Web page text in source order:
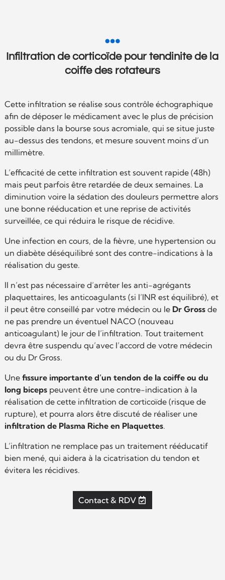

Infiltration de corticoïde pour tendinite de la
coiffe des rotateurs
Cette infiltration se réalise sous contrôle échographique
afin de déposer le médicament avec le plus de précision
possible dans la bourse sous acromiale, qui se situe juste
au-dessus des tendons, et mesure souvent moins d’un
millimètre.
L’efficacité de cette infiltration est souvent rapide (48h)
mais peut parfois être retardée de deux semaines. La
diminution voire la sédation des douleurs permettre alors
une bonne rééducation et une reprise de activités
surveillée, ce qui réduira le risque de récidive.
Une infection en cours, de la fièvre, une hypertension ou
un diabète déséquilibré sont des contre-indications à la
réalisation du geste.
Il n’est pas nécessaire d’arrêter les anti-agrégants
plaquettaires, les anticoagulants (si l’INR est équilibré), et
il peut être conseillé par votre médecin ou le Dr Grossde
ne pas prendre un éventuel NACO (nouveau
anticoagulant) le jour de l’infiltration. Tout traitement
devra être suspendu qu’avec l’accord de votre médecin
ou du Dr Gross.
Une fissure importante d’un tendon de la coiffe ou du
long bicepspeuvent être une contre-indication à la
réalisation de cette infiltration de corticoïde (risque de
rupture), et pourra alors être discuté de réaliser une
infiltration de Plasma Riche en Plaquettes.
L’infiltration ne remplace pas un traitement rééducatif
bien mené, qui aidera à la cicatrisation du tendon et
évitera les récidives.
Contact & RDV